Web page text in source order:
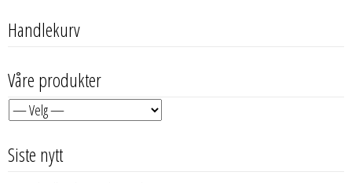
Handlekurv
Våre produkter
Siste nytt